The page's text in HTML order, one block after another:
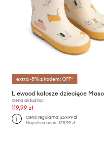
extra -5% z kodem: OFF*
Cena aktualna:
119,99 zł
Cena regularna:259,99 zł
Najniższa cena:123,99 zł